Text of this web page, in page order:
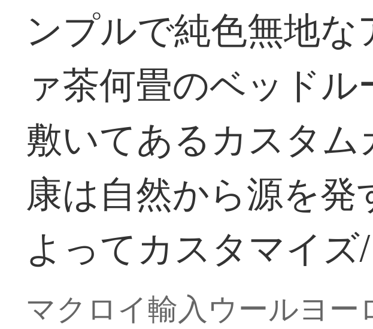
ンプルで純色無地
ァ茶何畳のベッド
敷いてあるカスタ
康は自然から源を
よってカスタマイズ
マクロイ輸入ウールヨ